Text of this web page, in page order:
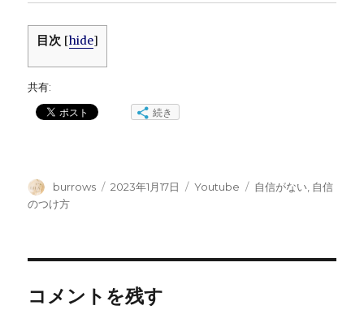
目次 [hide]
共有:
続き
投
稿
burrows
投
2023年1月17日
カ
Youtube
タ
自信がない 自信
のつけ方
コメントを残す